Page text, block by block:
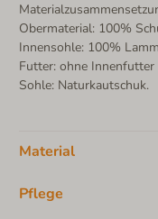
Obermaterial: 100%
Innensohle: 100%
Futter: ohne Innenfutter
Sohle: Naturkautschuk.
Material
Pflege